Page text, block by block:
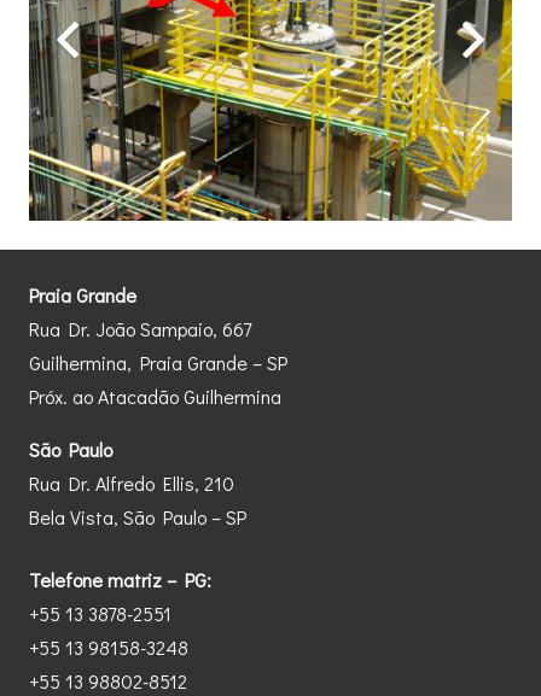
Praia Grande
Rua Dr. João Sampaio, 667
Guilhermina, Praia Grande – SP
Próx. ao Atacadão Guilhermina
São Paulo
Rua Dr. Alfredo Ellis, 210
Bela Vista, São Paulo – SP
Telefone matriz – PG:
+55 13 3878-2551
+55 13 98158-3248
+55 13 98802-8512